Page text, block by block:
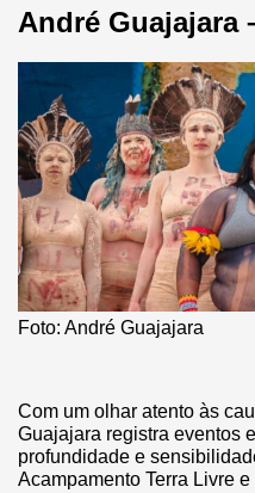
André Guajajara
Foto: André Guajajara
Com um olhar atento às
Guajajara registra eventos
profundidade e
Acampamento Terra Livre